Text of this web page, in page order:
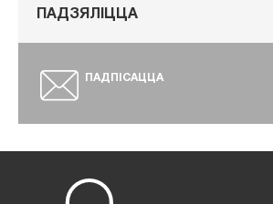
ПАДЗЯЛІЦЦА
ПАДПІСАЦЦА